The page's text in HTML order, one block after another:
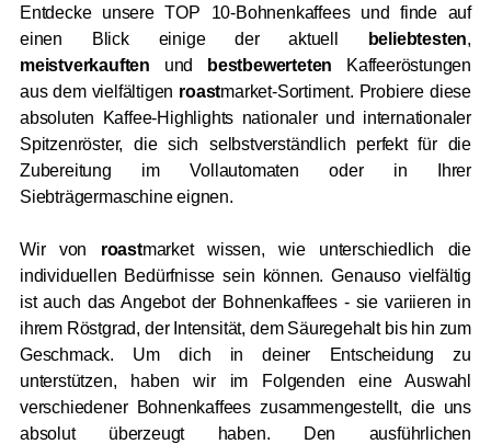
Entdecke unsere TOP 10-Bohnenkaffees und finde auf
einen Blick einige der aktuell
beliebtesten,
meistverkauften und bestbewerteten Kaffeeröstungen
aus dem vielfältigen roastmarket-Sortiment. Probiere diese
absoluten Kaffee-Highlights nationaler und internationaler
Spitzenröster, die sich selbstverständlich perfekt für die
Zubereitung im Vollautomaten oder in Ihrer
Siebträgermaschine eignen.
Wir von roastmarket wissen, wie unterschiedlich die
individuellen Bedürfnisse sein können. Genauso vielfältig
ist auch das Angebot der Bohnenkaffees - sie variieren in
ihrem Röstgrad, der Intensität, dem Säuregehalt bis hin zum
Geschmack. Um dich in deiner Entscheidung zu
unterstützen, haben wir im Folgenden eine Auswahl
verschiedener Bohnenkaffees zusammengestellt, die uns
absolut überzeugt haben. Den ausführlichen